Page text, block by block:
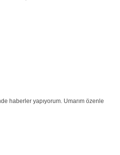
haberler yapıyorum. Umarım özenle